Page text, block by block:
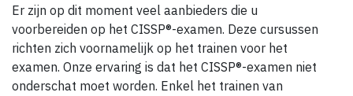
Er zijn op dit moment veel aanbieders die u
voorbereiden op het CISSP®-examen. Deze cursussen
richten zich voornamelijk op het trainen voor het
examen. Onze ervaring is dat het CISSP®-examen niet
onderschat moet worden. Enkel het trainen van